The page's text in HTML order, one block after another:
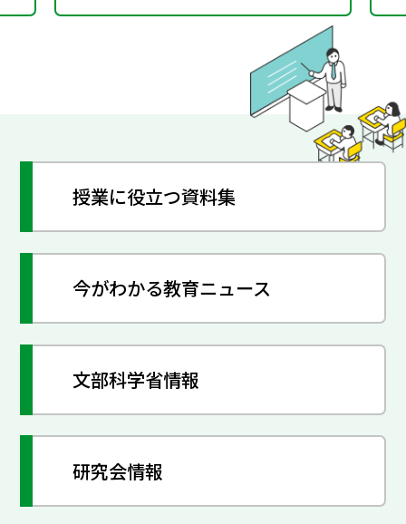
授業に役立つ資料集
今がわかる教育ニュース
文部科学省情報
研究会情報